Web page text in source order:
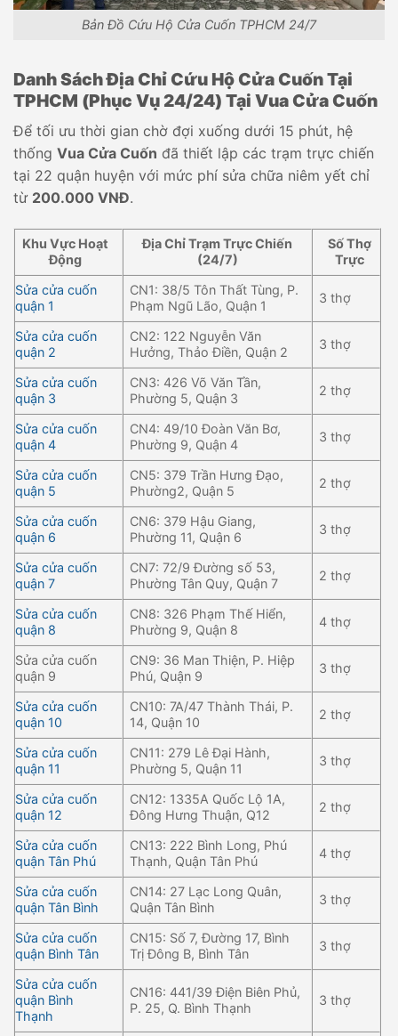
Bản Đồ Cứu Hộ Cửa Cuốn TPHCM 24/7
Danh Sách Địa Chỉ Cứu Hộ Cửa Cuốn Tại
TPHCM (Phục Vụ 24/24) Tại Vua Cửa Cuốn
Để tối ưu thời gian chờ đợi xuống dưới 15 phút, hệ
thống Vua Cửa Cuốn đã thiết lập các trạm trực chiến
tại 22 quận huyện với mức phí sửa chữa niêm yết chỉ
từ 200.000 VNĐ.
Khu Vực Hoạt
Động
Địa Chỉ Trạm Trực Chiến
(24/7)
Số Thợ
Trực
Sửa cửa cuốn
quận 1
CN1: 38/5 Tôn Thất Tùng, P.
Phạm Ngũ Lão, Quận 1
3 thợ
Sửa cửa cuốn
quận 2
CN2: 122 Nguyễn Văn
Hưởng, Thảo Điền, Quận 2
3 thợ
Sửa cửa cuốn
quận 3
CN3: 426 Võ Văn Tần,
Phường 5, Quận 3
2 thợ
Sửa cửa cuốn
quận 4
CN4: 49/10 Đoàn Văn Bơ,
Phường 9, Quận 4
3 thợ
Sửa cửa cuốn
quận 5
CN5: 379 Trần Hưng Đạo,
Phường2, Quận 5
2 thợ
Sửa cửa cuốn
quận 6
CN6: 379 Hậu Giang,
Phường 11, Quận 6
3 thợ
Sửa cửa cuốn
quận 7
CN7: 72/9 Đường số 53,
Phường Tân Quy, Quận 7
2 thợ
Sửa cửa cuốn
quận 8
CN8: 326 Phạm Thế Hiển,
Phường 9, Quận 8
4 thợ
Sửa cửa cuốn
quận 9
CN9: 36 Man Thiện, P. Hiệp
Phú, Quận 9
3 thợ
Sửa cửa cuốn
quận 10
CN10: 7A/47 Thành Thái, P.
14, Quận 10
2 thợ
Sửa cửa cuốn
quận 11
CN11: 279 Lê Đại Hành,
Phường 5, Quận 11
3 thợ
Sửa cửa cuốn
quận 12
CN12: 1335A Quốc Lộ 1A,
Đông Hưng Thuận, Q12
2 thợ
Sửa cửa cuốn
quận Tân Phú
CN13: 222 Bình Long, Phú
Thạnh, Quận Tân Phú
4 thợ
Sửa cửa cuốn
quận Tân Bình
CN14: 27 Lạc Long Quân,
Quận Tân Bình
3 thợ
Sửa cửa cuốn
quận Bình Tân
CN15: Số 7, Đường 17, Bình
Trị Đông B, Bình Tân
3 thợ
Sửa cửa cuốn
quận Bình
Thạnh
CN16: 441/39 Điện Biên Phủ,
P. 25, Q. Bình Thạnh
3 thợ